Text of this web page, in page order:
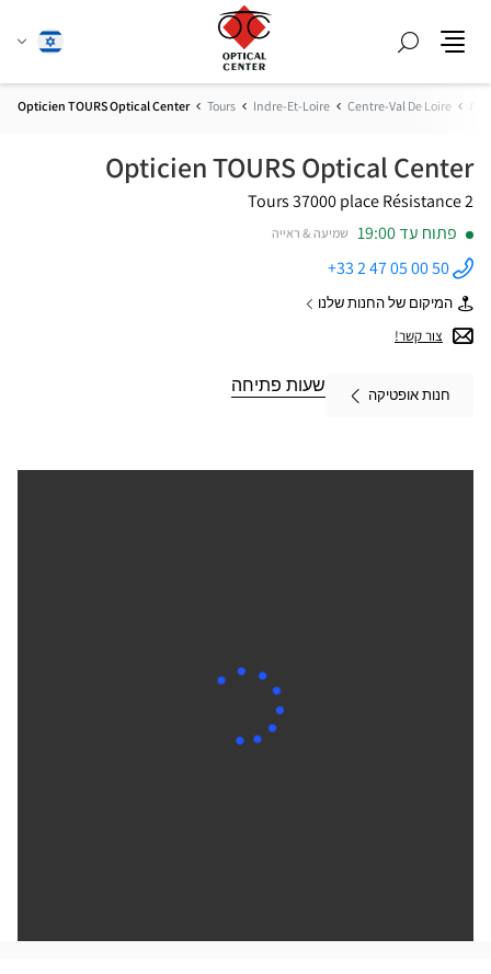
חפש
שנהעברית
Centre-Val De Loire
Indre-Et-Loire
Tours
Opticien TOURS Optical Center
Opticien TOURS Optical Center
2 place Résistance
37000 Tours
פתוח עד 19:00
שמיעה & ראייה
התקשר
לחנות
Opticien
TOURS
Optical
+33 2 47 05 00 50
המיקום של החנות שלנו של
Opticien
TOURS
צור קשר!
חנות אופטיקה
שעות פתיחה